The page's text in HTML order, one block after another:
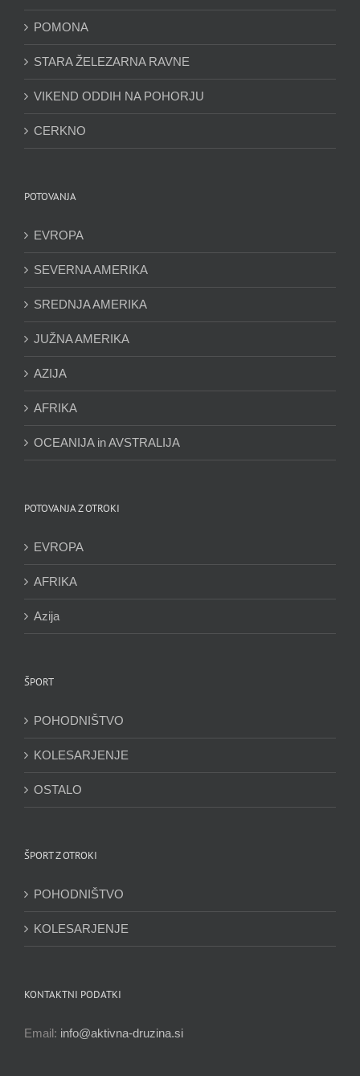
POMONA
STARA ŽELEZARNA RAVNE
VIKEND ODDIH NA POHORJU
CERKNO
POTOVANJA
EVROPA
SEVERNA AMERIKA
SREDNJA AMERIKA
JUŽNA AMERIKA
AZIJA
AFRIKA
OCEANIJA in AVSTRALIJA
POTOVANJA Z OTROKI
EVROPA
AFRIKA
Azija
ŠPORT
POHODNIŠTVO
KOLESARJENJE
OSTALO
ŠPORT Z OTROKI
POHODNIŠTVO
KOLESARJENJE
KONTAKTNI PODATKI
Email: info@aktivna-druzina.si